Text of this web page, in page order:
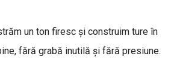
un ton firesc și construim ture în
fără grabă inutilă și fără presiune.